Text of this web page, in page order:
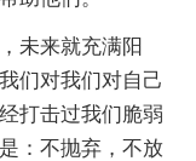
未来就充满阳
们对我们对自己
打击过我们脆弱
：不抛弃，不放